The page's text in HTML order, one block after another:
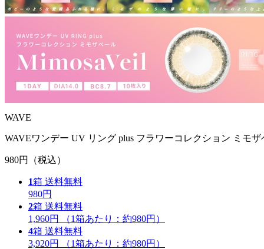
WAVE
WAVEワンデー UV リング plus フラワーコレクション ミモザ
980円 （税込）
1箱 送料無料
980円
2箱 送料無料
1,960円
（1箱あたり： 約980円 ）
4箱 送料無料
3,920円
（1箱あたり： 約980円 ）